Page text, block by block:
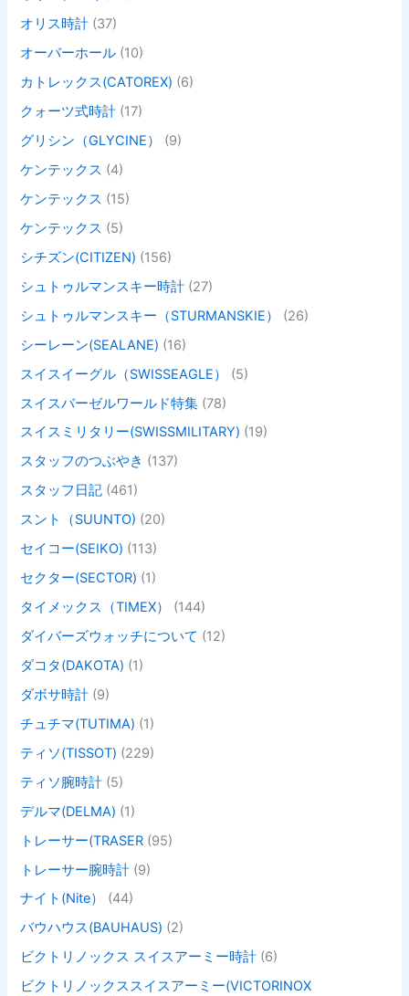
オリス時計 (37)
オーバーホール (10)
カトレックス(CATOREX) (6)
クォーツ式時計 (17)
グリシン（GLYCINE）
(9)
ケンテックス (4)
ケンテックス (15)
ケンテックス (5)
シチズン(CITIZEN) (156)
シュトゥルマンスキー時計 (27)
シュトゥルマンスキー（STURMANSKIE）
(26)
シーレーン(SEALANE) (16)
スイスイーグル（SWISSEAGLE）
(5)
スイスバーゼルワールド特集 (78)
スイスミリタリー(SWISSMILITARY) (19)
スタッフのつぶやき (137)
スタッフ日記 (461)
スント（SUUNTO) (20)
セイコー(SEIKO) (113)
セクター(SECTOR) (1)
タイメックス（TIMEX）
(144)
ダイバーズウォッチについて (12)
ダコタ(DAKOTA) (1)
ダボサ時計 (9)
チュチマ(TUTIMA) (1)
ティソ(TISSOT) (229)
ティソ腕時計 (5)
デルマ(DELMA) (1)
トレーサー(TRASER (95)
トレーサー腕時計 (9)
ナイト(Nite）
(44)
バウハウス(BAUHAUS) (2)
ビクトリノックス スイスアーミー時計 (6)
ビクトリノックススイスアーミー(VICTORINOX